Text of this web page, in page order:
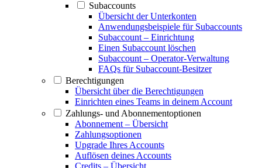
Subaccounts
Übersicht der Unterkonten
Anwendungsbeispiele für Subaccounts
Subaccount – Einrichtung
Einen Subaccount löschen
Subaccount – Operator-Verwaltung
FAQs für Subaccount-Besitzer
Berechtigungen
Übersicht über die Berechtigungen
Einrichten eines Teams in deinem Account
Zahlungs- und Abonnementoptionen
Abonnement – Übersicht
Zahlungsoptionen
Upgrade Ihres Accounts
Auflösen deines Accounts